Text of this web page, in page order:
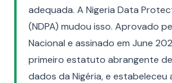
adequada. A Nigeria Data
(NDPA) mudou isso. Aprovado
Nacional e assinado em June
primeiro estatuto abrangente
dados da Nigéria, e estabeleceu